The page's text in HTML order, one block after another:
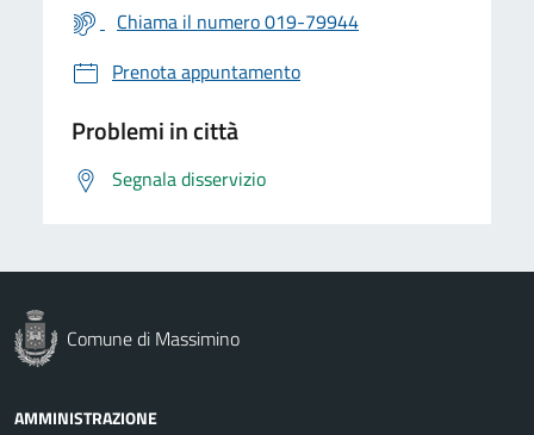
Chiama il numero 019-79944
Prenota appuntamento
Problemi in città
Segnala disservizio
Comune di Massimino
AMMINISTRAZIONE